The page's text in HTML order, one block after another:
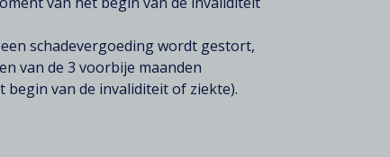
schadevergoeding wordt gestort,
van de 3 voorbije maanden
van de invaliditeit of ziekte).